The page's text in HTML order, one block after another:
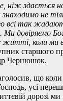
ніж здається
не
всі так
Ми довіряємо
коли ми
старшого
Чернюшок.
що
усі
дорозі